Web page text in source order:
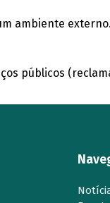
ambiente
públicos